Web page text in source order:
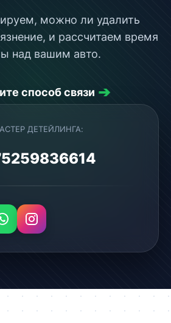
можно ли удалить
и рассчитаем время
над вашим авто.
способ связи ➔
ДЕТЕЙЛИНГА: